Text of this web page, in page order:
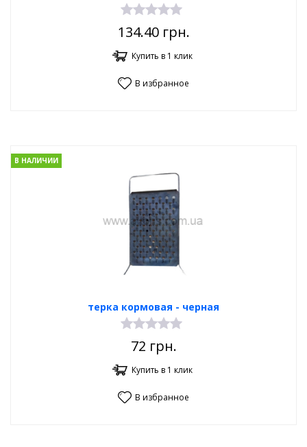
134.40грн.
Купить в 1 клик
В избранное
терка кормовая - черная
В НАЛИЧИИ
72 грн.
Купить в 1 клик
В избранное